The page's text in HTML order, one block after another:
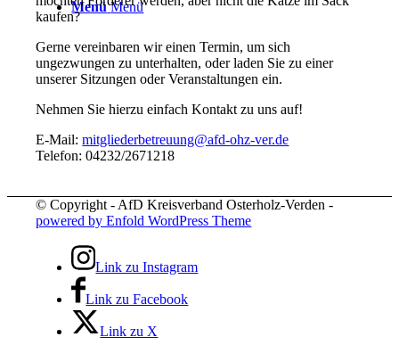
Menü Menü
kaufen?
Gerne vereinbaren wir einen Termin, um sich
ungezwungen zu unterhalten, oder laden Sie zu einer
unserer Sitzungen oder Veranstaltungen ein.
Nehmen Sie hierzu einfach Kontakt zu uns auf!
E-Mail:mitgliederbetreuung@afd-ohz-ver.de
Telefon: 04232/2671218
© Copyright - AfD Kreisverband Osterholz-Verden -
powered by Enfold WordPress Theme
Link zu Instagram
Link zu Facebook
Link zu X